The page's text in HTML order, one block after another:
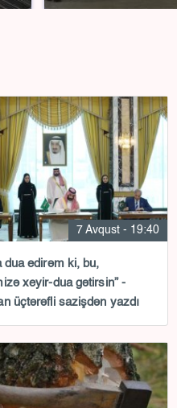
7 Avqust - 19:40
dua edirəm ki, bu,
xeyir-dua gətirsin” -
üçtərəfli sazişdən yazdı